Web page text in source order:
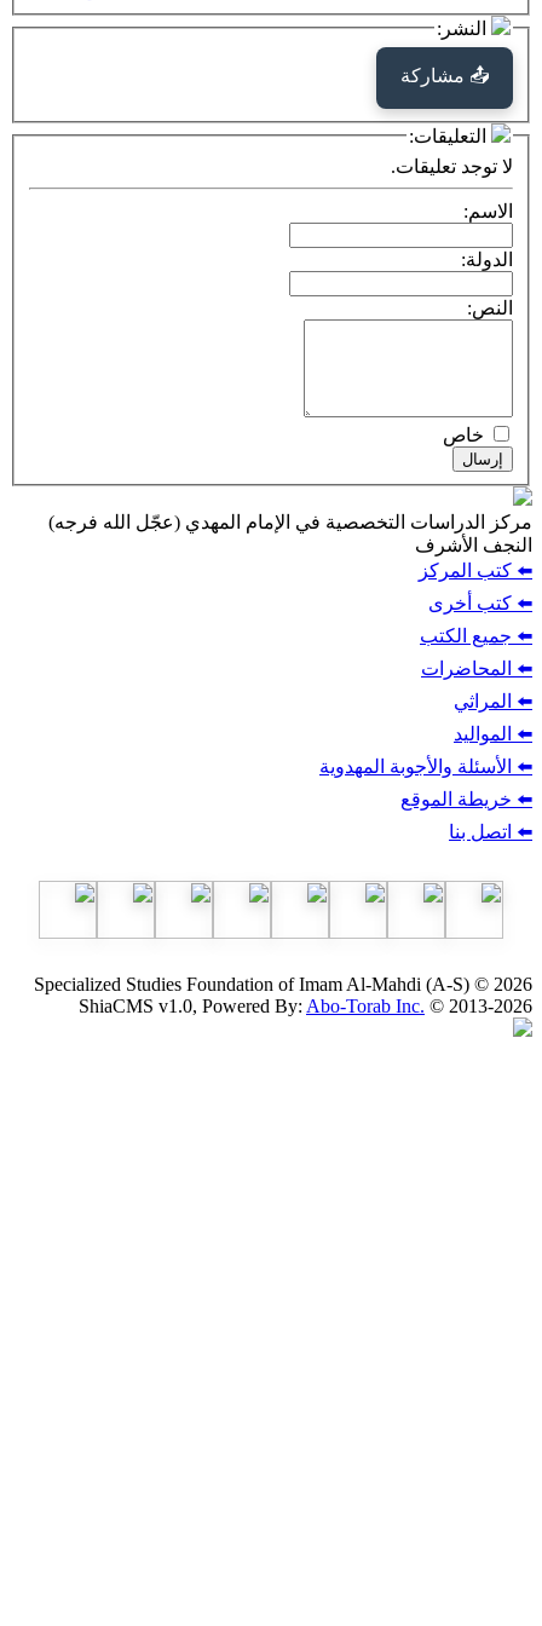
التخصصية في الإمام المهدي (عجّل الله فرجه)
المهدوية
Specialized Studies Foundation of Imam Al-
ShiaCMS v1.0, Powered By:Abo-Torab Inc.